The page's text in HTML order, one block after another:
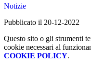
Notizie
Pubblicato il 20-12-2022
Questo sito o gli strumenti
cookie necessari al
COOKIE POLICY.